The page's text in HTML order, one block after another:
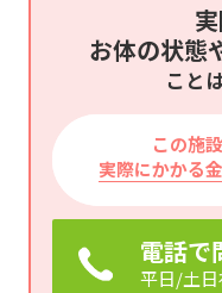
お体の状態
こと
この施
実際にかかる
電話で
平日/土